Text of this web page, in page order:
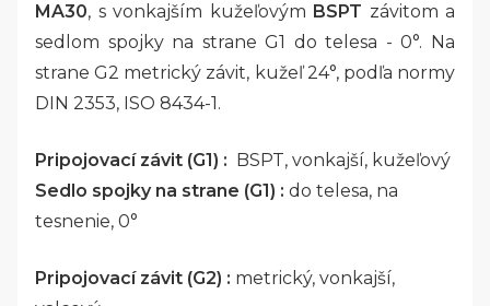
MA30, s vonkajším kužeľovým BSPT závitom a
sedlom spojky na strane G1 do telesa - 0°. Na
strane G2 metrický závit, kužeľ 24°, podľa normy
DIN 2353, ISO 8434-1.
Pripojovací závit (G1) : BSPT, vonkajší, kužeľový
Sedlo spojky na strane (G1) : do telesa, na
tesnenie, 0°
Pripojovací závit (G2) : metrický, vonkajší,